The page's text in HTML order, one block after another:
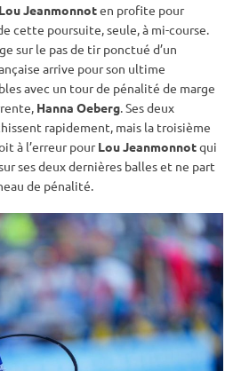
Lou Jeanmonnoten profite pour
cette poursuite, seule, à mi-course.
sur le pas de tirponctué d’un
arrive pour son ultime
avec un tour de pénalité de marge
Hanna Oeberg. Ses deux
rapidement, mais la troisième
à l’erreur pourLou Jeanmonnotqui
ses deux dernières balles et ne part
de pénalité.